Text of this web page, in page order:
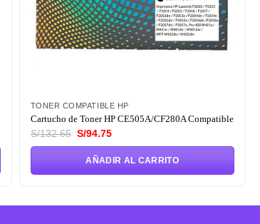
TONER COMPATIBLE HP
Cartucho de Toner HP CE505A/CF280A Compatible
S/132.65 El
original
era:
S/132.65.
S/94.75El
es:
S/94.75.
AÑADIR AL CARRITO